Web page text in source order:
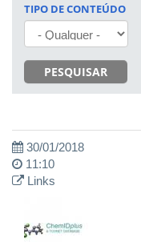
TIPO DE CONTEÚDO
PESQUISAR
30/01/2018
11:10
Links